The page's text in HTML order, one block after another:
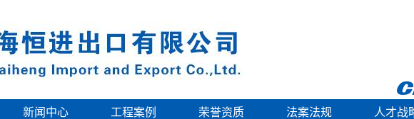
新闻中心 工程案例 荣誉资质 法案法规 人才战